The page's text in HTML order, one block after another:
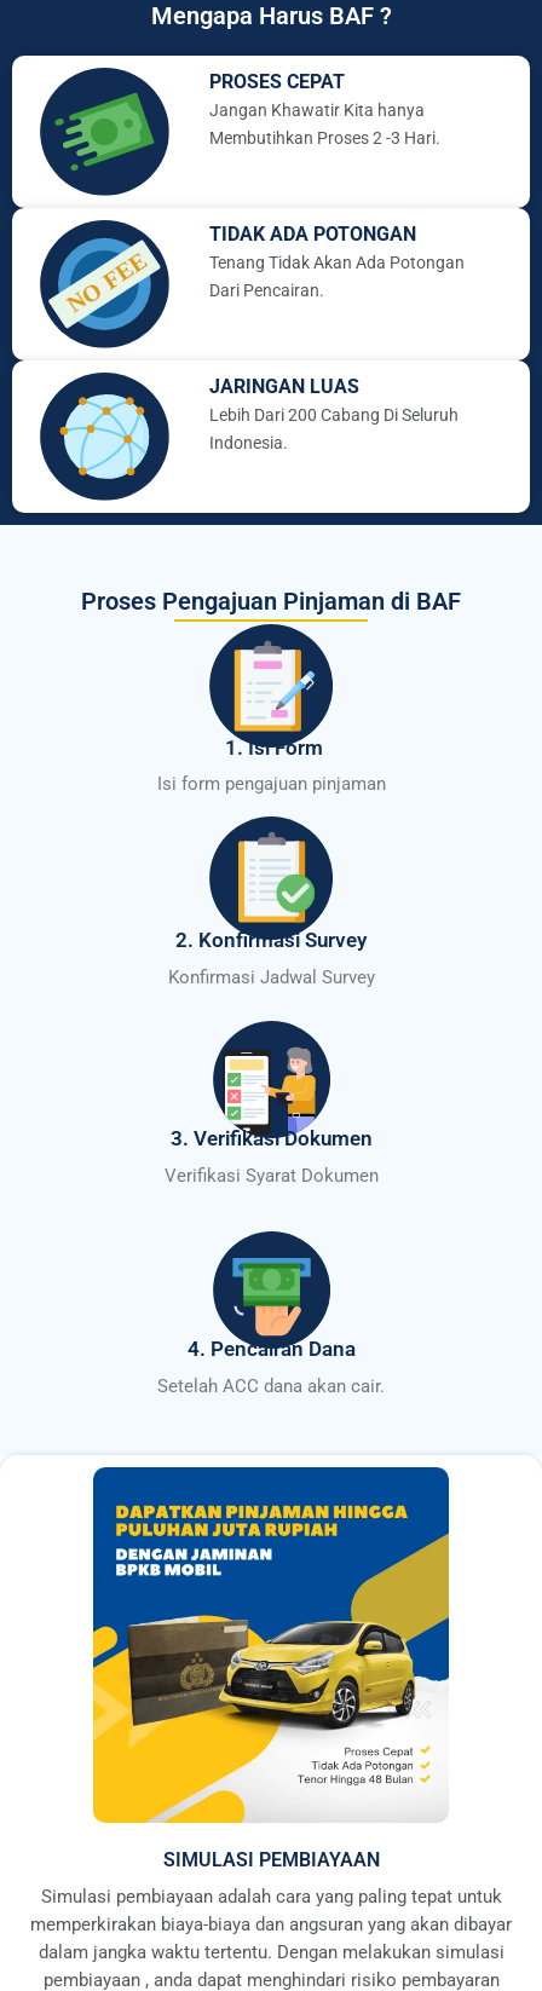
Mengapa Harus BAF ?
PROSES CEPAT
Jangan Khawatir Kita hanya
Membutihkan Proses 2 -3 Hari.
TIDAK ADA POTONGAN
Tenang Tidak Akan Ada Potongan
Dari Pencairan.
JARINGAN LUAS
Lebih Dari 200 Cabang Di Seluruh
Indonesia.
Proses Pengajuan Pinjaman di BAF
1. Isi Form
Isi form pengajuan pinjaman
2. Konfirmasi Survey
Konfirmasi Jadwal Survey
3. Verifikasi Dokumen
Verifikasi Syarat Dokumen
4. Pencairan Dana
Setelah ACC dana akan cair.
SIMULASI PEMBIAYAAN
Simulasi pembiayaan adalah cara yang paling tepat untuk
memperkirakan biaya-biaya dan angsuran yang akan dibayar
dalam jangka waktu tertentu. Dengan melakukan simulasi
pembiayaan , anda dapat menghindari risiko pembayaran